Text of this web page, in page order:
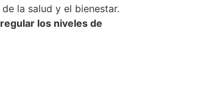
la salud y el bienestar.
regular los niveles de